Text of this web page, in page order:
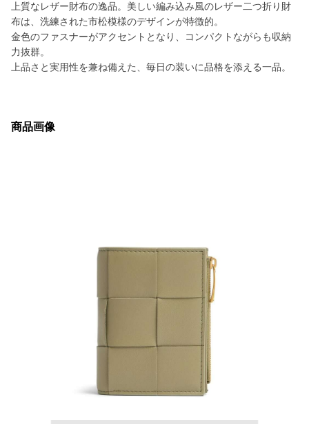
上質なレザー財布の逸品。美しい編み込み風のレザー二つ折り財
布は、洗練された市松模様のデザインが特徴的。
金色のファスナーがアクセントとなり、コンパクトながらも収納
力抜群。
上品さと実用性を兼ね備えた、毎日の装いに品格を添える一品。
商品画像